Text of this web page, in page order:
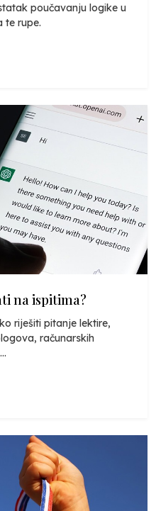
poučavanju logike u
te rupe.
na ispitima?
riješiti pitanje lektire,
računarskih